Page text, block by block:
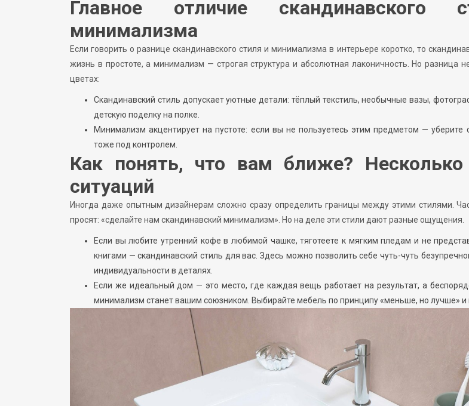
Главное отличие скандинавского
минимализма
Если говорить о разнице скандинавского стиля и минимализма в интерьере коротко, то
жизнь в простоте, а минимализм — строгая структура и абсолютная лаконичность. Но разница
цветах:
Скандинавский стиль допускает уютные детали: тёплый текстиль, необычные вазы,
детскую поделку на полке.
Минимализм акцентирует на пустоте: если вы не пользуетесь этим предметом —
тоже под контролем.
Как понять, что вам ближе? Несколько
ситуаций
Иногда даже опытным дизайнерам сложно сразу определить границы между этими стилями.
просят: «сделайте нам скандинавский минимализм». Но на деле эти стили дают разные ощущения.
Если вы любите утренний кофе в любимой чашке, тяготеете к мягким пледам и не
книгами — скандинавский стиль для вас. Здесь можно позволить себе чуть-чуть
индивидуальности в деталях.
Если же идеальный дом — это место, где каждая вещь работает на результат, а
минимализм станет вашим союзником. Выбирайте мебель по принципу «меньше, но лучше» и